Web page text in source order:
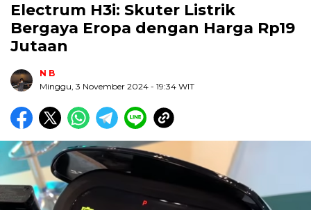
Electrum H3i: Skuter Listrik
Bergaya Eropa dengan Harga Rp19
Jutaan
N B
Minggu, 3 November 2024 - 19:34 WIT
Biru Kuning Geometris Modern Rekrutmen Staf
Kantor Poster Horizontal